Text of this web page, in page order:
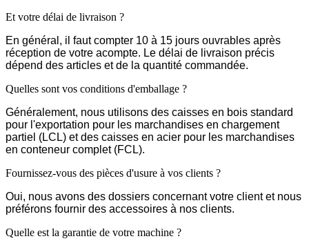
Et votre délai de livraison ?
En général, il faut compter 10 à 15 jours ouvrables après
réception de votre acompte. Le délai de livraison précis
dépend des articles et de la quantité commandée.
Quelles sont vos conditions d'emballage ?
Généralement, nous utilisons des caisses en bois standard
pour l'exportation pour les marchandises en chargement
partiel (LCL) et des caisses en acier pour les marchandises
en conteneur complet (FCL).
Fournissez-vous des pièces d'usure à vos clients ?
Oui, nous avons des dossiers concernant votre client et nous
préférons fournir des accessoires à nos clients.
Quelle est la garantie de votre machine ?